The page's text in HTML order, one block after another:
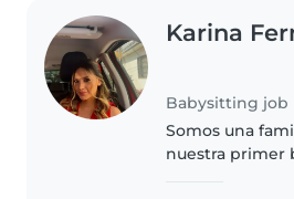
Karina
Babysitting job
Somos una
nuestra primer